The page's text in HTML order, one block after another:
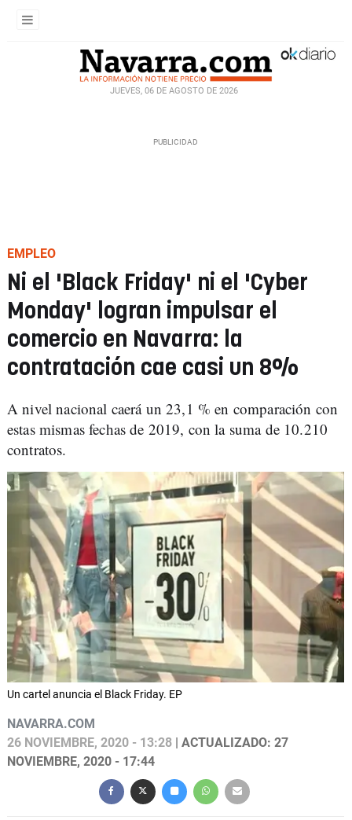
JUEVES, 06 DE AGOSTO DE 2026
EMPLEO
Ni el 'Black Friday' ni el 'Cyber
Monday' logran impulsar el
comercio en Navarra: la
contratación cae casi un 8%
A nivel nacional caerá un 23,1 % en comparación con
estas mismas fechas de 2019, con la suma de 10.210
contratos.
Un cartel anuncia el Black Friday. EP
NAVARRA.COM
26 NOVIEMBRE, 2020 - 13:28 | ACTUALIZADO: 27
NOVIEMBRE, 2020 - 17:44